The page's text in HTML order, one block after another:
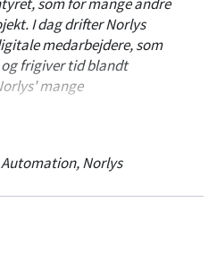
I dag drifter Norlys
medarbejdere, som
frigiver tid blandt
mange
på samlebånd. Dog blev
Automation,Norlys